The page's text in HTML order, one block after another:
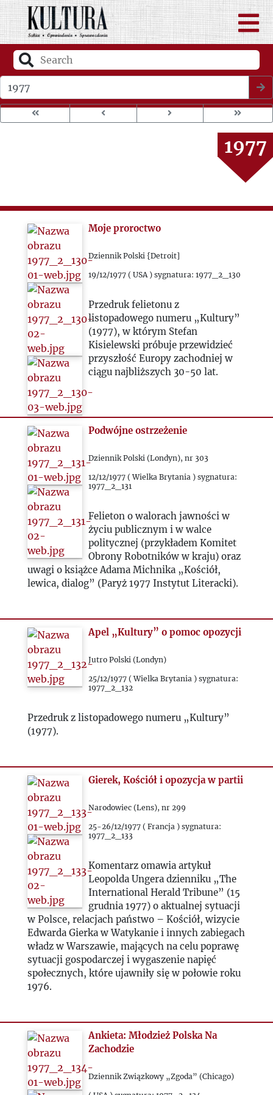
1973
1974
1975
1976
1977
1978
1979
1981
1982
1983
1985
1987
1988
1989
1990
1991
1993
2000
2021
2024
2025
Moje proroctwo
Dziennik Polski {Detroit]
19/12/1977 ( USA ) sygnatura: 1977_2_130
Przedruk felietonu z
listopadowego numeru „Kultury”
(1977), w którym Stefan
Kisielewski próbuje przewidzieć
przyszłość Europy zachodniej w
ciągu najbliższych 30-50 lat.
Podwójne ostrzeżenie
Dziennik Polski (Londyn), nr 303
12/12/1977 ( Wielka Brytania ) sygnatura:
1977_2_131
Felieton o walorach jawności w
życiu publicznym i w walce
politycznej (przykładem Komitet
Obrony Robotników w kraju) oraz
uwagi o książce Adama Michnika „Kościół,
lewica, dialog” (Paryż 1977 Instytut Literacki).
Apel „Kultury” o pomoc opozycji
Jutro Polski (Londyn)
25/12/1977 ( Wielka Brytania ) sygnatura:
1977_2_132
Przedruk z listopadowego numeru „Kultury”
(1977).
Gierek, Kościół i opozycja w partii
Narodowiec (Lens), nr 299
25-26/12/1977 ( Francja ) sygnatura:
1977_2_133
Komentarz omawia artykuł
Leopolda Ungera dzienniku „The
International Herald Tribune” (15
grudnia 1977) o aktualnej sytuacji
w Polsce, relacjach państwo – Kościół, wizycie
Edwarda Gierka w Watykanie i innych zabiegach
władz w Warszawie, mających na celu poprawę
sytuacji gospodarczej i wygaszenie napięć
społecznych, które ujawniły się w połowie roku
1976.
Ankieta: Młodzież Polska Na
Zachodzie
Dziennik Związkowy „Zgoda” (Chicago)